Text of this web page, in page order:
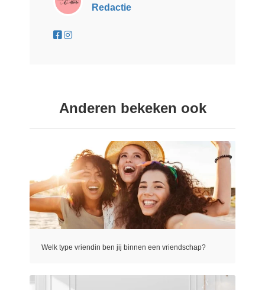
Redactie
Anderen bekeken ook
Welk type vriendin ben jij binnen een vriendschap?